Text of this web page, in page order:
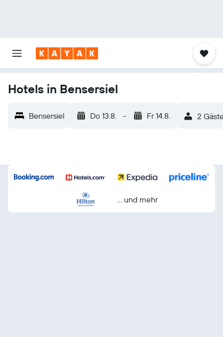
Hotels in Bensersiel
Bensersiel Do 13.8. - Fr 14.8. 2
… und mehr